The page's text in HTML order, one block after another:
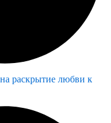
раскрытие любви к